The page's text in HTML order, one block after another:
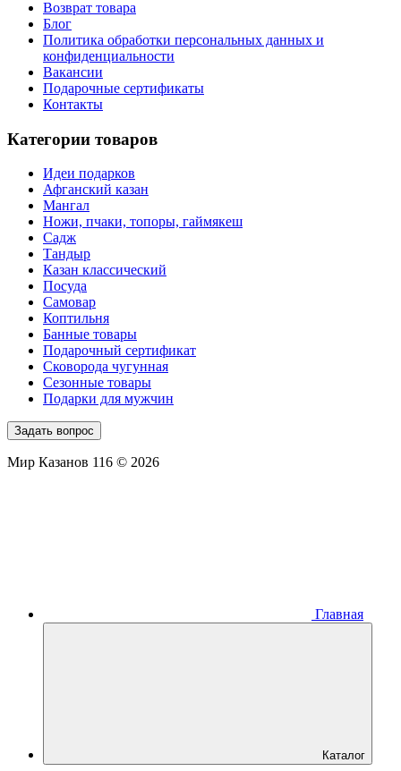
Возврат товара
Блог
Политика обработки персональных данных и
конфиденциальности
Вакансии
Подарочные сертификаты
Контакты
Категории товаров
Идеи подарков
Афганский казан
Мангал
Ножи, пчаки, топоры, гаймякеш
Садж
Тандыр
Казан классический
Посуда
Самовар
Коптильня
Банные товары
Подарочный сертификат
Сковорода чугунная
Сезонные товары
Подарки для мужчин
Задать вопрос
Мир Казанов 116 © 2026
Главная
Каталог